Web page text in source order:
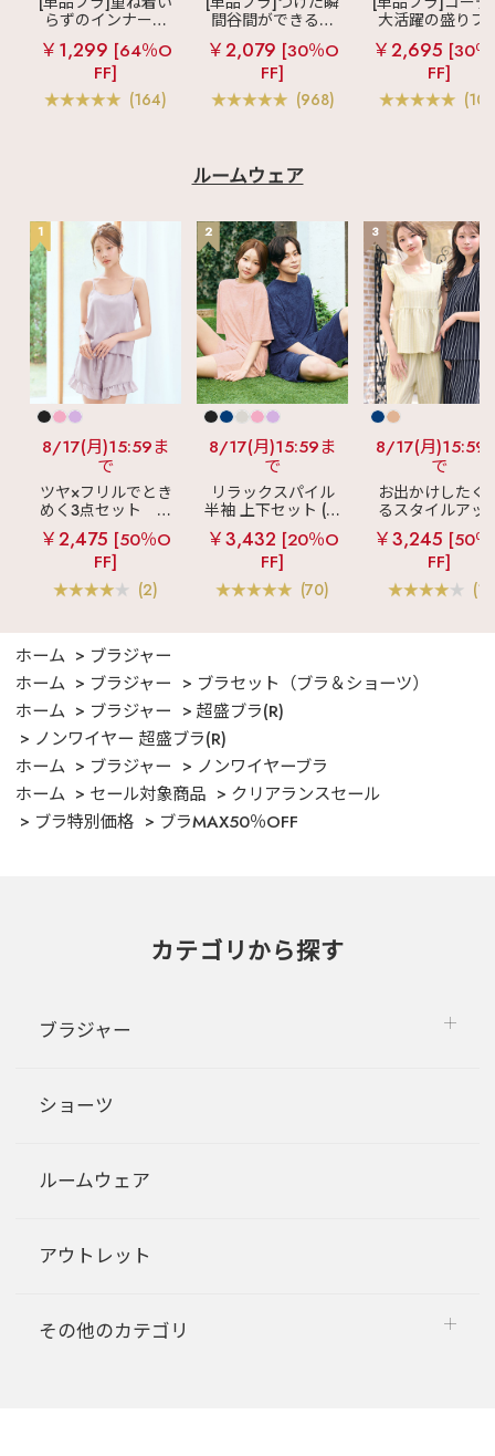
らずのインナーブ
ラ
リッチバスト
ブラトップ (ワイヤ
ー入り)
￥1,299 [64％O
FF]
(164)
間谷間ができるシ
ームレスブラ
超
盛ブラ(R) シームレ
ス 単品ブラジャー
￥2,079 [30％O
FF]
(968)
大活躍の盛りブ
ショートレン
ス ブラトップ 超
ブラ(R) 単品ブ
ャー
￥2,695 [30
FF]
ルームウェア
1
8/17(月)15:59ま
で
ツヤ×フリルでとき
めく3点セット
シ
ルキー ショートパ
ンツ 3点セット
￥2,475 [50％O
FF]
(2)
2
8/17(月)15:59ま
で
リラックスパイル
半袖 上下セット (男
女兼用サイズ)
￥3,432 [20％O
FF]
(70)
3
8/17(月)15:59
で
お出かけしたく
るスタイルアッ
見え
ストライ
フリル ロングパ
ツ 綿混 上下セ
￥3,245 [50
FF]
(1)
ホーム
ブラジャー
ホーム
ブラジャー
ブラセット（ブラ＆ショーツ）
ホーム
ブラジャー
超盛ブラ(R)
ノンワイヤー 超盛ブラ(R)
ホーム
ブラジャー
ノンワイヤーブラ
ホーム
セール対象商品
クリアランスセール
ブラ特別価格
ブラMAX50％OFF
カテゴリから探す
ブラジャー
ショーツ
ルームウェア
アウトレット
その他のカテゴリ